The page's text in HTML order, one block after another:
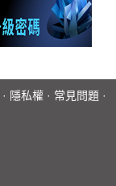
· 隱私權 · 常見問題 ·